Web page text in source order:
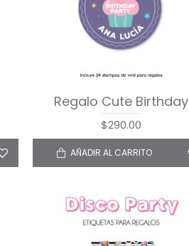
Regalo Cute Birthday
$290.00
AÑADIR AL CARRITO